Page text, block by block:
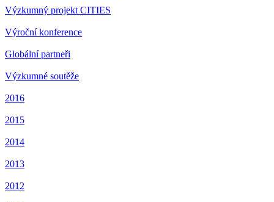
Výzkumný projekt CITIES
Výroční konference
Globální partneři
Výzkumné soutěže
2016
2015
2014
2013
2012